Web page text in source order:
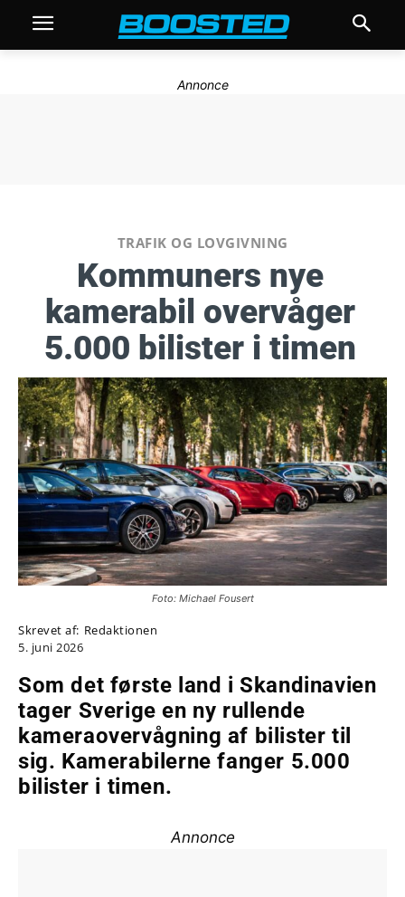
Annonce
TRAFIK OG LOVGIVNING
Kommuners nye
kamerabil overvåger
5.000 bilister i timen
Foto: Michael Fousert
Skrevet af: Redaktionen
5. juni 2026
Som det første land i Skandinavien
tager Sverige en ny rullende
kameraovervågning af bilister til
sig. Kamerabilerne fanger 5.000
bilister i timen.
Annonce